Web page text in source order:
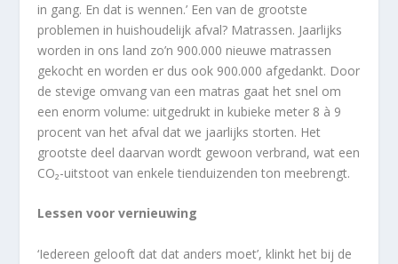
in gang. En dat is wennen.’ Een van de grootste
problemen in huishoudelijk afval? Matrassen. Jaarlijks
worden in ons land zo’n 900.000 nieuwe matrassen
gekocht en worden er dus ook 900.000 afgedankt. Door
de stevige omvang van een matras gaat het snel om
een enorm volume: uitgedrukt in kubieke meter 8 à 9
procent van het afval dat we jaarlijks storten. Het
grootste deel daarvan wordt gewoon verbrand, wat een
CO₂-uitstoot van enkele tienduizenden ton meebrengt.
Lessen voor vernieuwing
‘Iedereen gelooft dat dat anders moet’, klinkt het bij de